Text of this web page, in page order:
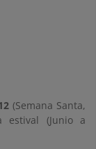
(Semana Santa,
estival (Junio a